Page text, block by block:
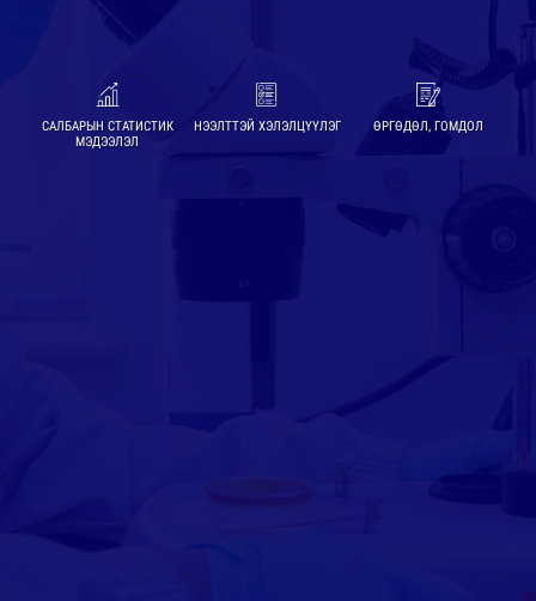
САЛБАРЫН СТАТИСТИК
МЭДЭЭЛЭЛ
НЭЭЛТТЭЙ ХЭЛЭЛЦҮҮЛЭГ ӨРГӨДӨЛ, ГОМДОЛ